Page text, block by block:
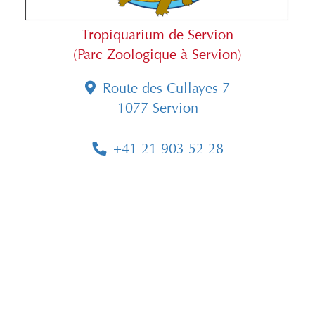
Tropiquarium de Servion
(Parc Zoologique à Servion)
Route des Cullayes 7
1077 Servion
+41 21 903 52 28